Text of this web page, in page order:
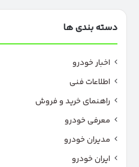
دسته بندی ها
اخبار خودرو
اطلاعات فنی
راهنمای خرید و فروش
معرفی خودرو
مدیران خودرو
ایران خودرو